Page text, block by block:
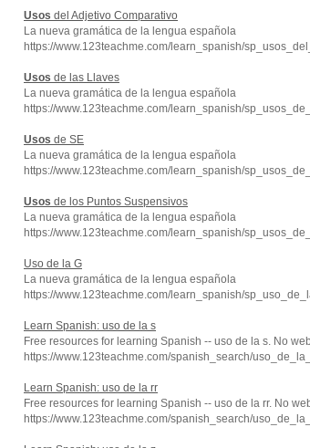
Usos del Adjetivo Comparativo
La nueva gramática de la lengua española
https://www.123teachme.com/learn_spanish/
Usos de las Llaves
La nueva gramática de la lengua española
https://www.123teachme.com/learn_spanish/
Usos de SE
La nueva gramática de la lengua española
https://www.123teachme.com/learn_spanish/
Usos de los Puntos Suspensivos
La nueva gramática de la lengua española
https://www.123teachme.com/learn_spanish/
Uso de la G
La nueva gramática de la lengua española
https://www.123teachme.com/learn_spanish/
Learn Spanish: uso de la s
Free resources for learning Spanish -- uso de la s. No
https://www.123teachme.com/spanish_search/
Learn Spanish: uso de la rr
Free resources for learning Spanish -- uso de la rr. No
https://www.123teachme.com/spanish_search/